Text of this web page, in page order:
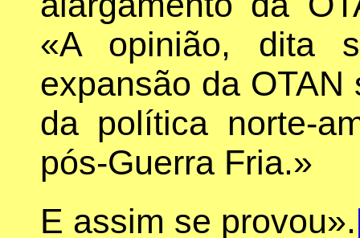
«A opinião, dita
expansão da
da política norte-
pós-Guerra Fria.»
E assim se provou».